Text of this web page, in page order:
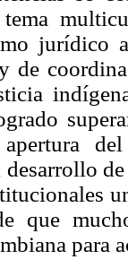
jurídico
de
que
para